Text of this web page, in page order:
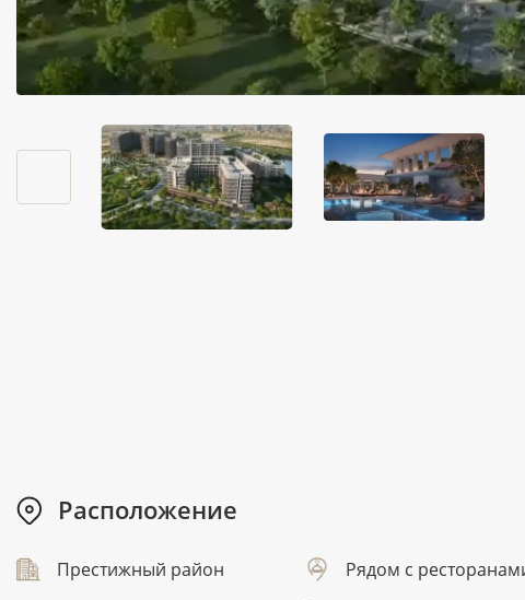
Расположение
Престижный район Рядом с